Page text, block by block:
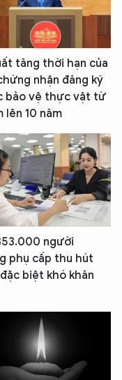
tăng thời hạn của
nhận đăng ký
bảo vệ thực vật từ
lên 10 năm
người
phụ cấp thu hút
biệt khó khăn